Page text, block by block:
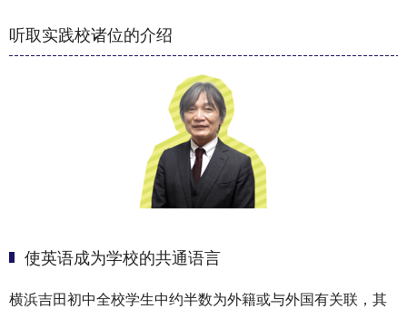
听取实践校诸位的介绍
使英语成为学校的共通语言
横浜吉田初中全校学生中约半数为外籍或与外国有关联，其